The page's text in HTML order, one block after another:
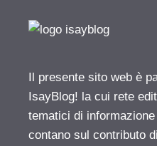
Il presente sito web è
IsayBlog! la cui rete
tematici di
contano sul contributo